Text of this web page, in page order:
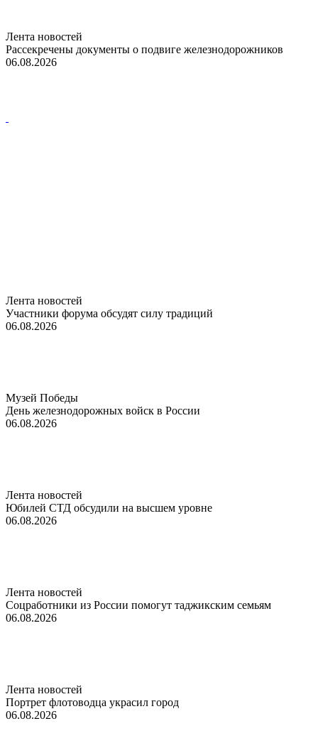
Лента новостей
Рассекречены документы о подвиге железнодорожников
06.08.2026
Лента новостей
Участники форума обсудят силу традиций
06.08.2026
Музей Победы
День железнодорожных войск в России
06.08.2026
Лента новостей
Юбилей СТД обсудили на высшем уровне
06.08.2026
Лента новостей
Соцработники из России помогут таджикским семьям
06.08.2026
Лента новостей
Портрет флотоводца украсил город
06.08.2026